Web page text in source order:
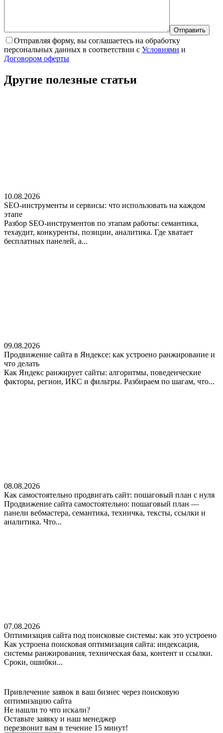
Отправляя форму, вы соглашаетесь на обработку
персональных данных в соответствии с Условиями и
Договором оферты
Другие полезные статьи
10.08.2026
SEO-инструменты и сервисы: что использовать на каждом
этапе
Разбор SEO-инструментов по этапам работы: семантика,
техаудит, конкуренты, позиции, аналитика. Где хватает
бесплатных панелей, а...
09.08.2026
Продвижение сайта в Яндексе: как устроено ранжирование и
что делать
Как Яндекс ранжирует сайты: алгоритмы, поведенческие
факторы, регион, ИКС и фильтры. Разбираем по шагам, что...
08.08.2026
Как самостоятельно продвигать сайт: пошаговый план с нуля
Продвижение сайта самостоятельно: пошаговый план —
панели вебмастера, семантика, техничка, тексты, ссылки и
аналитика. Что...
07.08.2026
Оптимизация сайта под поисковые системы: как это устроено
Как устроена поисковая оптимизация сайта: индексация,
системы ранжирования, техническая база, контент и ссылки.
Сроки, ошибки...
Привлечение заявок в ваш бизнес через поисковую
оптимизацию сайта
Не нашли то что искали?
Оставьте заявку и наш менеджер
перезвонит вам в течение 15 минут!